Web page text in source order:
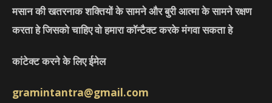
मसान की खतरनाक शक्तियों के सामने और बुरी आत्मा के सामने रक्षण
करता हे जिसको चाहिए वो हमारा कॉन्टैक्ट करके मंगवा सकता हे
कांटेक्ट करने के लिए ईमेल
gramintantra@gmail.com